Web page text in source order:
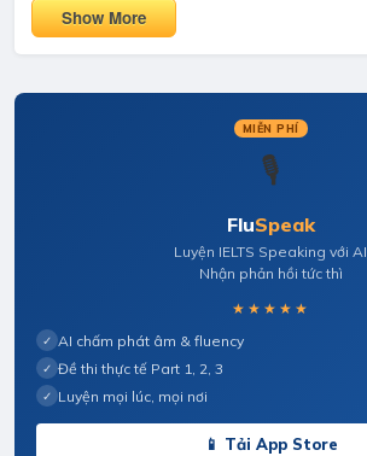
Show More
MIỄN PHÍ
🎙️
FluSpeak
Luyện IELTS Speaking với AI
Nhận phản hồi tức thì
★★★★★
✓ AI chấm phát âm & fluency
✓ Đề thi thực tế Part 1, 2, 3
✓ Luyện mọi lúc, mọi nơi
📱 Tải App Store